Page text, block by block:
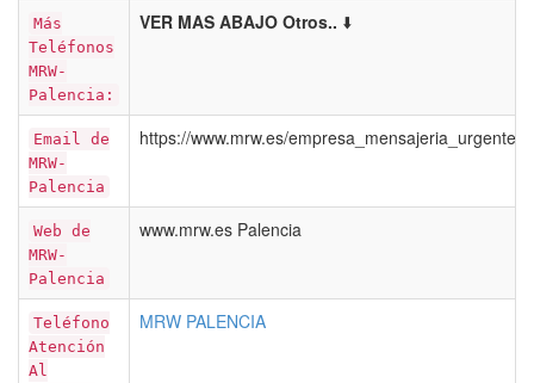
Más
Teléfonos
MRW-
Palencia:
VER MAS ABAJO Otros.. ⬇️
Email de
MRW-
Palencia
https://www.mrw.es/empresa_mensajeria_urgente/
Web de
MRW-
Palencia
www.mrw.es Palencia
Teléfono
Atención
Al
MRW PALENCIA